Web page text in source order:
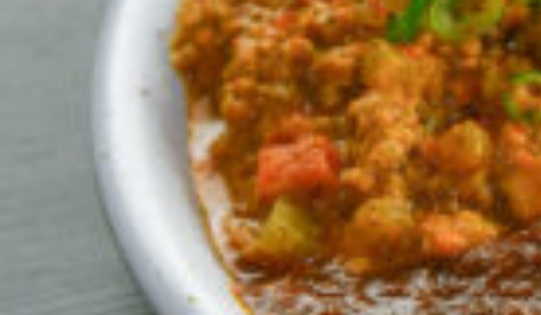
チケットプレゼント応募
MAIN MENU
SERIES